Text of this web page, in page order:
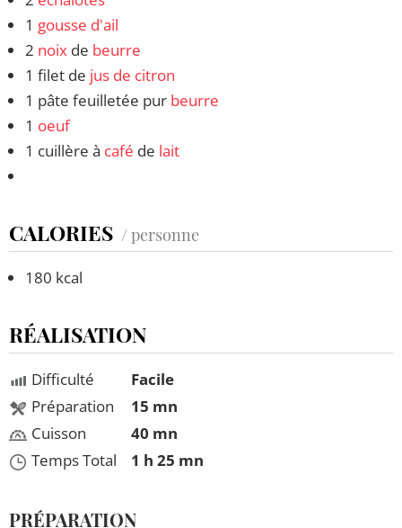
1 gousse d'ail
2 noix de beurre
1 filet de jus de citron
1 pâte feuilletée pur beurre
1 oeuf
1 cuillère à café de lait
CALORIES / personne
180 kcal
RÉALISATION
Difficulté
Préparation
Cuisson
Temps Total
Facile
15 mn
40 mn
1 h 25 mn
PRÉPARATION